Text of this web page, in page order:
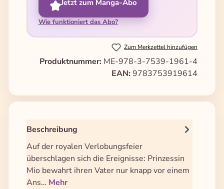
Jetzt zum Manga-Abo
Wie funktioniert das Abo?
Zum Merkzettel hinzufügen
Produktnummer: ME-978-3-7539-1961-4
EAN: 9783753919614
Beschreibung
Auf der royalen Verlobungsfeier
überschlagen sich die Ereignisse: Prinzessin
Mio bewahrt ihren Vater nur knapp vor einem
Ans… Mehr